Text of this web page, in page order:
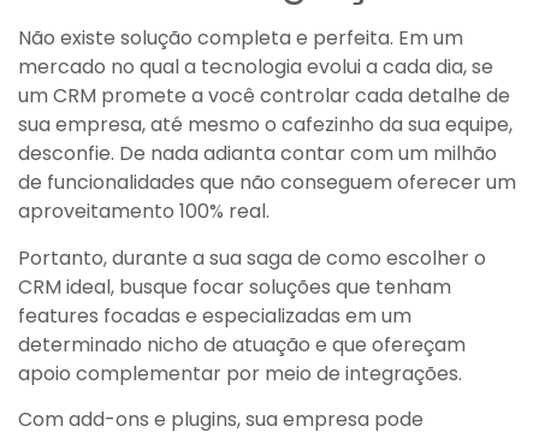
Não existe solução completa e perfeita. Em um
mercado no qual a tecnologia evolui a cada dia, se
um CRM promete a você controlar cada detalhe de
sua empresa, até mesmo o cafezinho da sua equipe,
desconfie. De nada adianta contar com um milhão
de funcionalidades que não conseguem oferecer um
aproveitamento 100% real.
Portanto, durante a sua saga de como escolher o
CRM ideal, busque focar soluções que tenham
features focadas e especializadas em um
determinado nicho de atuação e que ofereçam
apoio complementar por meio de integrações.
Com add-ons e plugins, sua empresa pode